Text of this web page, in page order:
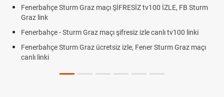
İZLE, FB Sturm
tv100 linki
Graz maçı
Rövanşı Saat Kaçta, Hangi Kanalda?
Off Tarihi Belli Oldu